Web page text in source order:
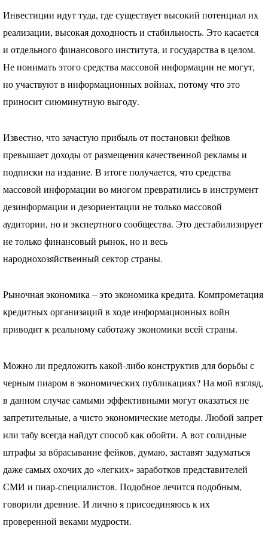
Инвестиции идут туда, где существует высокий потенциал их
реализации, высокая доходность и стабильность. Это касается
и отдельного финансового института, и государства в целом.
Не понимать этого средства массовой информации не могут,
но участвуют в информационных войнах, потому что это
приносит сиюминутную выгоду.
Известно, что зачастую прибыль от постановки фейков
превышает доходы от размещения качественной рекламы и
подписки на издание. В итоге получается, что средства
массовой информации во многом превратились в инструмент
дезинформации и дезориентации не только массовой
аудитории, но и экспертного сообщества. Это дестабилизирует
не только финансовый рынок, но и весь
народнохозяйственный сектор страны.
Рыночная экономика – это экономика кредита. Компрометация
кредитных организаций в ходе информационных войн
приводит к реальному саботажу экономики всей страны.
Можно ли предложить какой-либо конструктив для борьбы с
черным пиаром в экономических публикациях? На мой взгляд,
в данном случае самыми эффективными могут оказаться не
запретительные, а чисто экономические методы. Любой запрет
или табу всегда найдут способ как обойти. А вот солидные
штрафы за вбрасывание фейков, думаю, заставят задуматься
даже самых охочих до «легких» заработков представителей
СМИ и пиар-специалистов. Подобное лечится подобным,
говорили древние. И лично я присоединяюсь к их
проверенной веками мудрости.